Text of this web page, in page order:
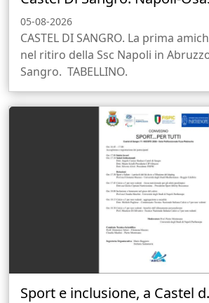
05-08-2026
CASTEL DI SANGRO. La prima
nel ritiro della Ssc Napoli in
Sangro. TABELLINO.
Sport e inclusione, a Castel